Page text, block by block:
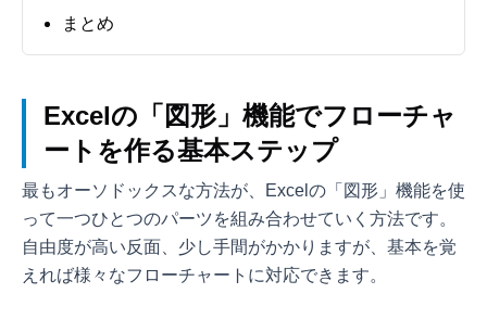
まとめ
Excelの「図形」機能でフローチャ
ートを作る基本ステップ
最もオーソドックスな方法が、Excelの「図形」機能を使
って一つひとつのパーツを組み合わせていく方法です。
自由度が高い反面、少し手間がかかりますが、基本を覚
えれば様々なフローチャートに対応できます。